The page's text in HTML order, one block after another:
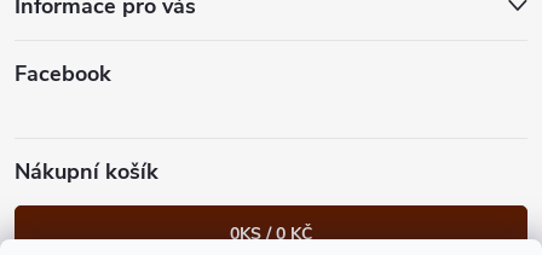
Facebook
Nákupní košík
0KS /0 KČ